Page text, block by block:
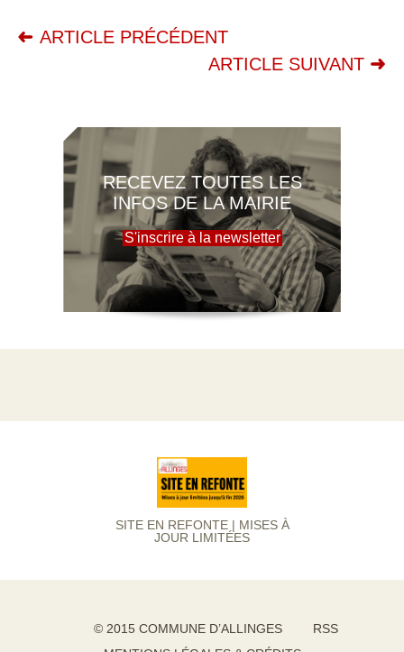
ARTICLE PRÉCÉDENT
ARTICLE SUIVANT
RECEVEZ TOUTES LES
INFOS DE LA MAIRIE
S'inscrire à la newsletter
SITE EN REFONTE | MISES À
JOUR LIMITÉES
© 2015 COMMUNE D’ALLINGES
RSS